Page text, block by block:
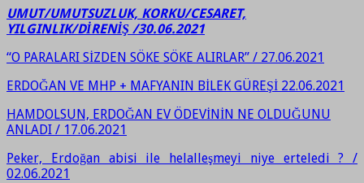
UMUT/UMUTSUZLUK, KORKU/CESARET,
YILGINLIK/DİRENİŞ /30.06.2021
“O PARALARI SİZDEN SÖKE SÖKE ALIRLAR” / 27.06.2021
ERDOĞAN VE MHP + MAFYANIN BİLEK GÜREŞİ 22.06.2021
HAMDOLSUN, ERDOĞAN EV ÖDEVİNİN NE OLDUĞUNU
ANLADI / 17.06.2021
Peker, Erdoğan abisi ile helalleşmeyi niye erteledi ? /
02.06.2021